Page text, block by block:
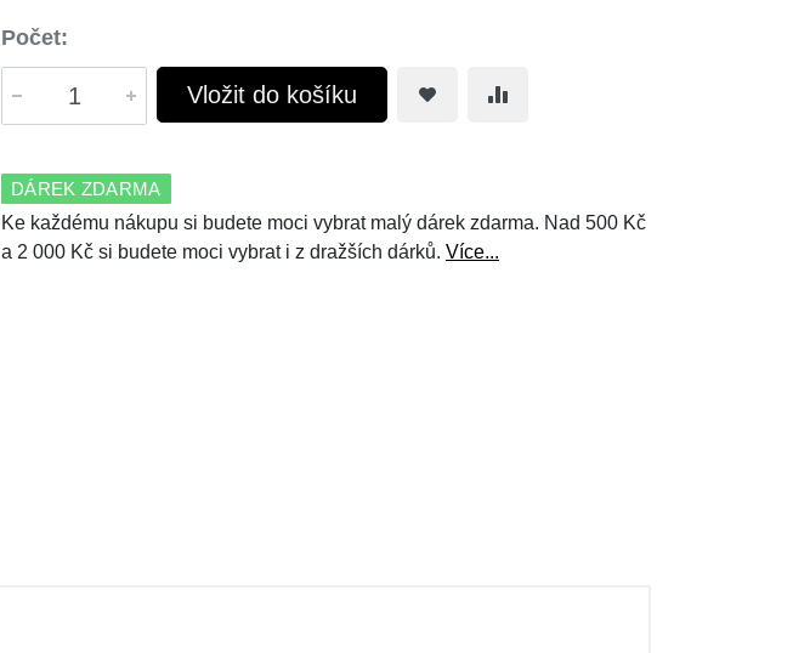
Počet:
Vložit do košíku
DÁREK ZDARMA
Ke každému nákupu si budete moci vybrat malý dárek zdarma. Nad 500 Kč
a 2 000 Kč si budete moci vybrat i z dražších dárků. Více...